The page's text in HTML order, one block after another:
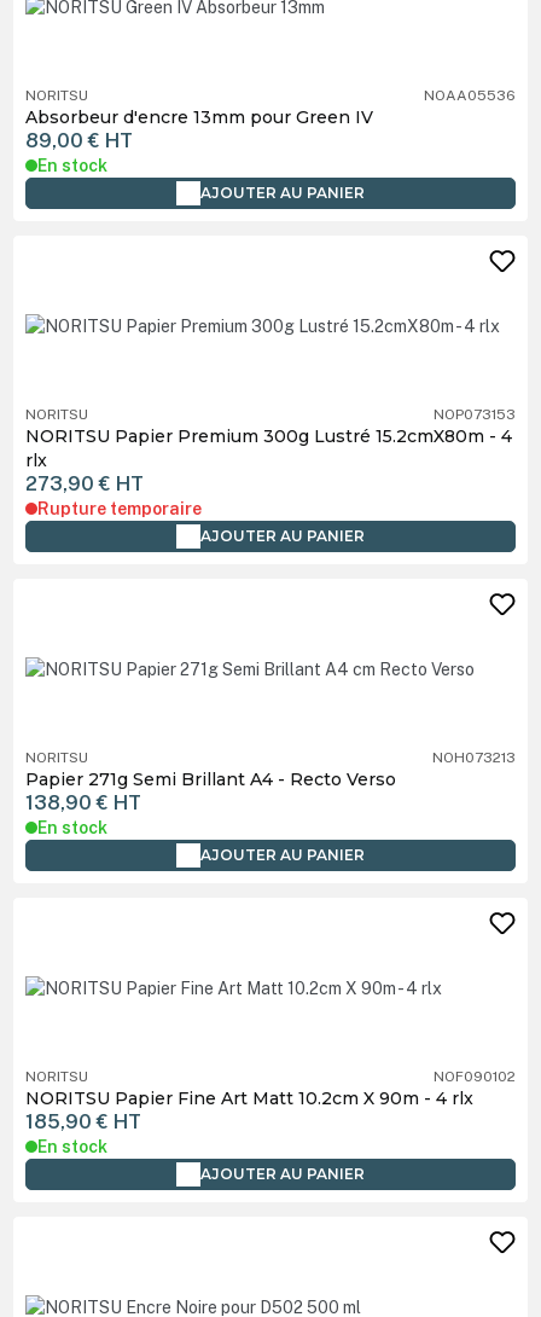
NORITSU NOAA05536
Absorbeur d'encre 13mm pour Green IV
89,00 € HT
En stock
AJOUTER AU PANIER
NORITSU NOP073153
NORITSU Papier Premium 300g Lustré 15.2cmX80m - 4
rlx
273,90 € HT
Rupture temporaire
AJOUTER AU PANIER
NORITSU NOH073213
Papier 271g Semi Brillant A4 - Recto Verso
138,90 € HT
En stock
AJOUTER AU PANIER
NORITSU NOF090102
NORITSU Papier Fine Art Matt 10.2cm X 90m - 4 rlx
185,90 € HT
En stock
AJOUTER AU PANIER